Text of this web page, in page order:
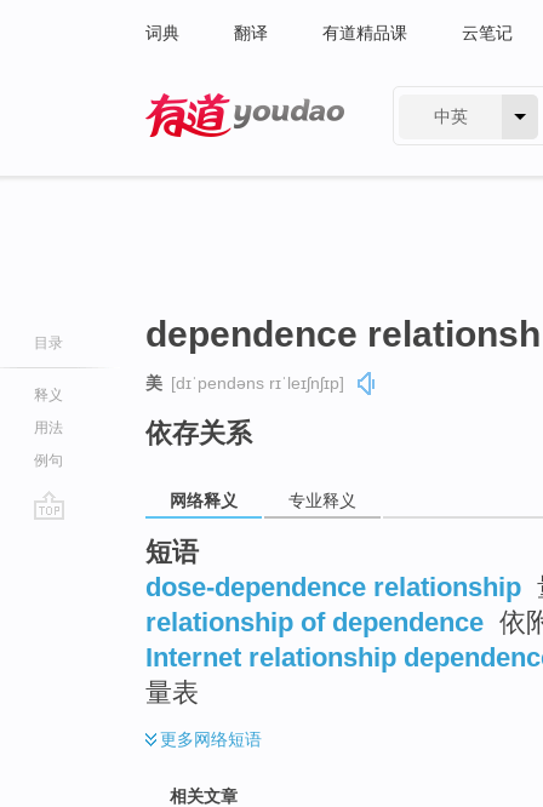
词典 翻译 有道精品课 云笔记
中英
目录
释义
用法
例句
dependence
美 [dɪˈpendəns rɪˈleɪʃnʃɪp]
依存关系
网络释义 专业释义
短语
dose-dependence relationship
relationship of dependence 依
Internet relationship
量表
更多网络短语
相关文章